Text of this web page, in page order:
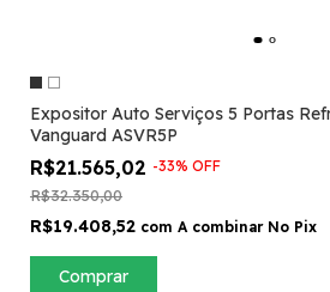
Expositor Auto Serviços 5 Portas
Vanguard ASVR5P
R$21.565,02 -33% OFF
R$32.350,00
R$19.408,52 com A combinar No Pix
Comprar